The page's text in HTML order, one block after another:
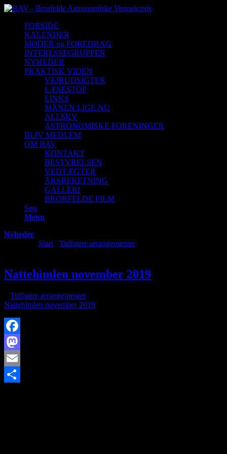
FORSIDE
KALENDER
MØDER og FOREDRAG
INTERESSEGRUPPER
NYHEDER
PRAKTISK VIDEN
VEJRUDSIGTER
LÆSESTOF
LINKS
MÅNEN LIGE NU
ALLSKY
ASTRONOMISKE FORENINGER
BLIV MEDLEM
OM BAV
KONTAKT
BESTYRELSEN
VEDTÆGTER
ÅRSBERETNING
GALLERI
BRORFELDE FILM
Søg
Menu
Nyheder
Start Tidligere arrangementer
Nattehimlen november 2019
Tidligere arrangementer
Nattehimlen november 2019
Facebook
Mastodon
Email